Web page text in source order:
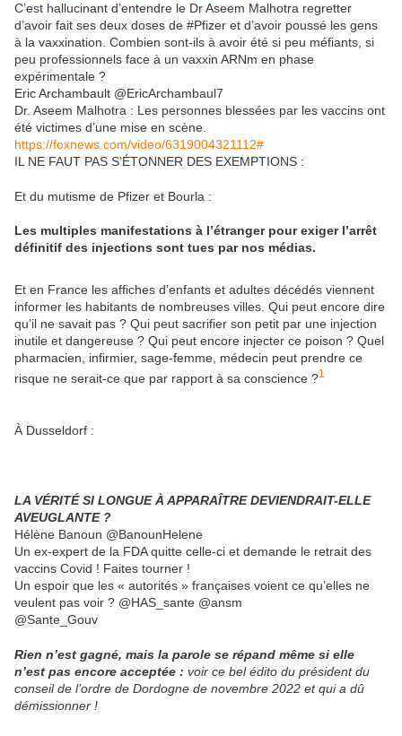
C’est hallucinant d’entendre le Dr Aseem Malhotra regretter
d’avoir fait ses deux doses de #Pfizer et d’avoir poussé les gens
à la vaxxination. Combien sont-ils à avoir été si peu méfiants, si
peu professionnels face à un vaxxin ARNm en phase
expérimentale ?
Eric Archambault @EricArchambaul7
Dr. Aseem Malhotra : Les personnes blessées par les vaccins ont
été victimes d’une mise en scène.
https://foxnews.com/video/6319004321112#
IL NE FAUT PAS S’ÉTONNER DES EXEMPTIONS :
Et du mutisme de Pfizer et Bourla :
Les multiples manifestations à l’étranger pour exiger l’arrêt
définitif des injections sont tues par nos médias.
Et en France les affiches d’enfants et adultes décédés viennent
informer les habitants de nombreuses villes. Qui peut encore dire
qu’il ne savait pas ? Qui peut sacrifier son petit par une injection
inutile et dangereuse ? Qui peut encore injecter ce poison ? Quel
pharmacien, infirmier, sage-femme, médecin peut prendre ce
risque ne serait-ce que par rapport à sa conscience ?1
À Dusseldorf :
LA VÉRITÉ SI LONGUE À APPARAÎTRE DEVIENDRAIT-ELLE
AVEUGLANTE ?
Hélène Banoun @BanounHelene
Un ex-expert de la FDA quitte celle-ci et demande le retrait des
vaccins Covid ! Faites tourner !
Un espoir que les « autorités » françaises voient ce qu’elles ne
veulent pas voir ? @HAS_sante @ansm
@Sante_Gouv
Rien n’est gagné, mais la parole se répand même si elle
n’est pas encore acceptée : voir ce bel édito du président du
conseil de l’ordre de Dordogne de novembre 2022 et qui a dû
démissionner !